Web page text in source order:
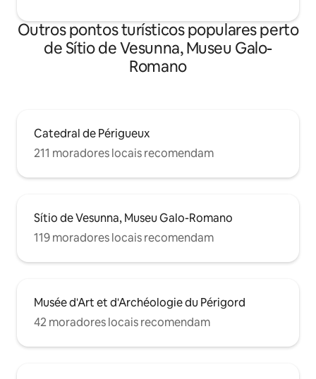
Outros pontos turísticos populares perto
de Sítio de Vesunna, Museu Galo-
Romano
Catedral de Périgueux
211 moradores locais recomendam
Sítio de Vesunna, Museu Galo-Romano
119 moradores locais recomendam
Musée d'Art et d'Archéologie du Périgord
42 moradores locais recomendam